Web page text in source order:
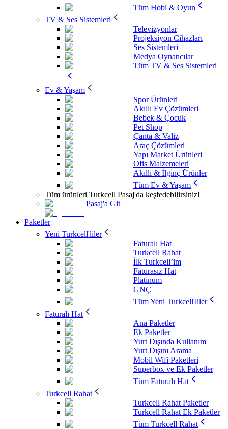
Tüm Hobi & Oyun
TV & Ses Sistemleri
Televizyonlar
Projeksiyon Cihazları
Ses Sistemleri
Medya Oynatıcılar
Tüm TV & Ses Sistemleri
Ev & Yaşam
Spor Ürünleri
Akıllı Ev Çözümleri
Bebek & Çocuk
Pet Shop
Çanta & Valiz
Araç Çözümleri
Yapı Market Ürünleri
Ofis Malzemeleri
Akıllı & İlginç Ürünler
Tüm Ev & Yaşam
Tüm ürünleri Turkcell Pasaj'da keşfedebilirsiniz!
Pasaj'a Git
Paketler
Yeni Turkcell'liler
Faturalı Hat
Turkcell Rahat
İlk Turkcell’im
Faturasız Hat
Platinum
GNÇ
Tüm Yeni Turkcell'liler
Faturalı Hat
Ana Paketler
Ek Paketler
Yurt Dışında Kullanım
Yurt Dışını Arama
Mobil Wifi Paketleri
Superbox ve Ek Paketler
Tüm Faturalı Hat
Turkcell Rahat
Turkcell Rahat Paketler
Turkcell Rahat Ek Paketler
Tüm Turkcell Rahat